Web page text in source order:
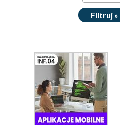
Filtruj »